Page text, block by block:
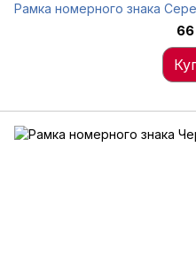
Рамка номерного знака